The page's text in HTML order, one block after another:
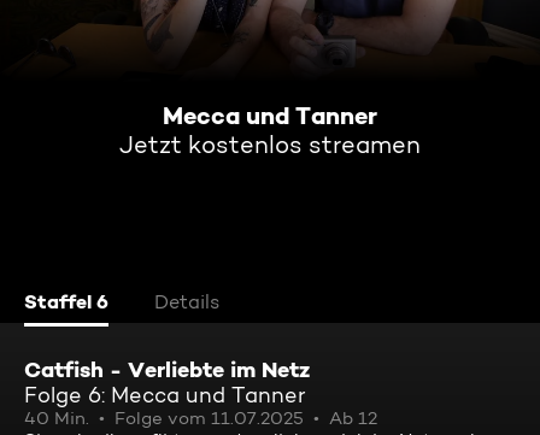
Mecca und Tanner
Jetzt kostenlos streamen
Staffel 6 Details
Catfish - Verliebte im Netz
Folge 6: Mecca und Tanner
40 Min. Folge vom 11.07.2025
Ab 12